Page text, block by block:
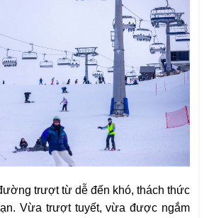
trượt từ dễ đến khó, thách thức
Vừa trượt tuyết, vừađược ngắm